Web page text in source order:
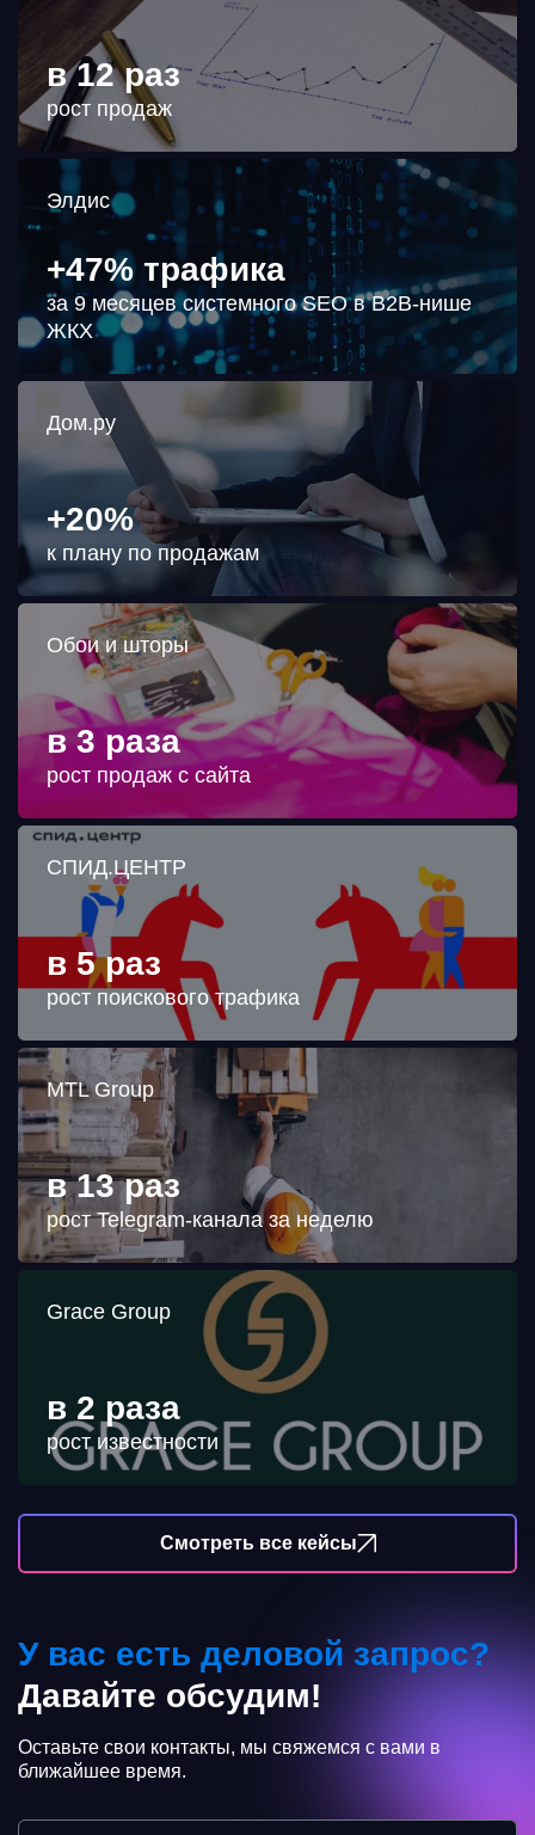
в 12 раз
рост продаж
Элдис
+47% трафика
за 9 месяцев системного SEO в B2B-нише
ЖКХ
Дом.ру
+20%
к плану по продажам
Обои и шторы
в 3 раза
рост продаж с сайта
СПИД.ЦЕНТР
в 5 раз
рост поискового трафика
MTL Group
в 13 раз
рост Telegram-канала за неделю
Grace Group
в 2 раза
рост известности
Смотреть все кейсы
У вас есть деловой запрос?
Давайте обсудим!
Оставьте свои контакты, мы свяжемся с вами в
ближайшее время.